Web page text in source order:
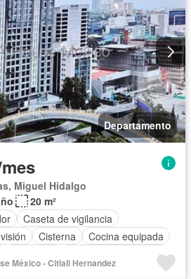
Departamento
Miguel Hidalgo
20 m²
Caseta de vigilancia
Cisterna
Cocina equipada
Recámara con closet
panorámica
México - Citlali Hernandez